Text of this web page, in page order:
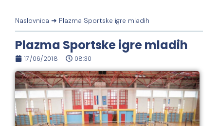
Naslovnica ➜ Plazma Sportske igre mladih
Plazma Sportske igre mladih
17/06/2018 08:30